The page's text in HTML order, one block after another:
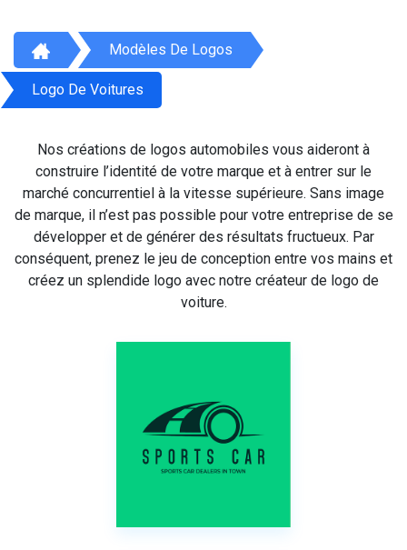
Modèles De Logos
Logo De Voitures
Nos créations de logos automobiles vous aideront à
construire l’identité de votre marque et à entrer sur le
marché concurrentiel à la vitesse supérieure. Sans image
de marque, il n’est pas possible pour votre entreprise de se
développer et de générer des résultats fructueux. Par
conséquent, prenez le jeu de conception entre vos mains et
créez un splendide logo avec notre créateur de logo de
voiture.